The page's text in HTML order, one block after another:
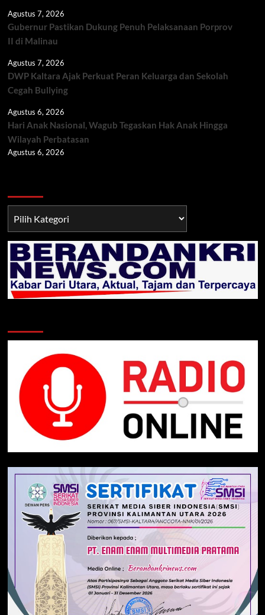
Agustus 7, 2026
Gubernur Pastikan Dukung Penuh Pelaksanaan Porprov
II di Malinau
Agustus 7, 2026
DWP Kaltara Ajak Perkuat Peran Keluarga dan Sekolah
Cegah Bullying
Agustus 6, 2026
Hari Anak Nasional, Wagub Tegaskan Hak Anak Hingga
Wilayah Perbatasan
Agustus 6, 2026
TNI/POLRI